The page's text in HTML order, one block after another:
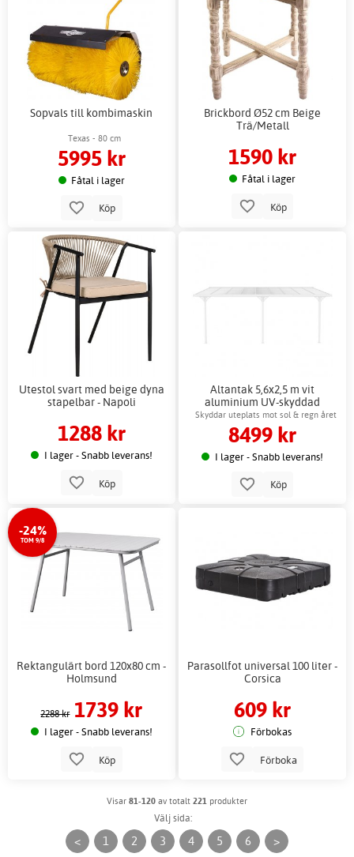
Sopvals till kombimaskin
Texas - 80 cm
5995 kr
Fåtal i lager
Köp
Brickbord Ø52 cm Beige
Trä/Metall
1590 kr
Fåtal i lager
Köp
Utestol svart med beige dyna
stapelbar - Napoli
1288 kr
I lager - Snabb leverans!
Köp
Altantak 5,6x2,5 m vit
aluminium UV-skyddad
kanalplast
Skyddar uteplats mot sol & regn året
runt
8499 kr
I lager - Snabb leverans!
Köp
-24%
TOM 9/8
Rektangulärt bord 120x80 cm -
Holmsund
2288 kr 1739 kr
I lager - Snabb leverans!
Köp
Parasollfot universal 100 liter -
Corsica
609 kr
Förbokas
Förboka
Visar 81-120 av totalt 221 produkter
Välj sida:
< 1 2 3 4 5 6 >